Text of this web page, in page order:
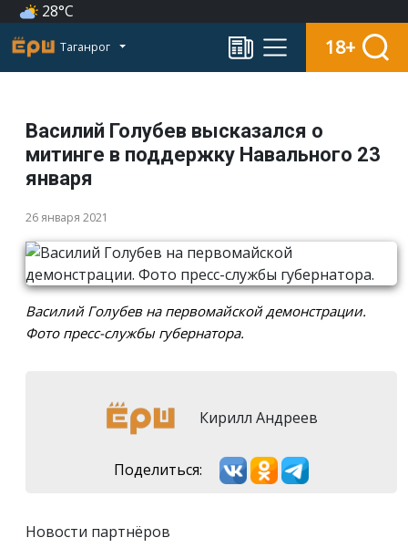
28°C
Таганрог 18+
Василий Голубев высказался о
митинге в поддержку Навального 23
января
26 января 2021
Василий Голубев на первомайской демонстрации.
Фото пресс-службы губернатора.
Кирилл Андреев
Поделиться:
Новости партнёров